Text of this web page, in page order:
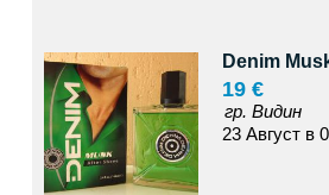
Denim
19 €
гр. Видин
23 Август в